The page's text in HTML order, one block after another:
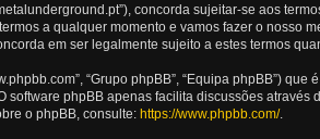
concorda sujeitar-se aos
a qualquer momento e vamos fazer o nosso
em ser legalmente sujeito a estes termos
“Grupo phpBB”, “Equipa phpBB”)
O software phpBB apenas facilita discussões
o phpBB, consulte: https://www.phpbb.com/.